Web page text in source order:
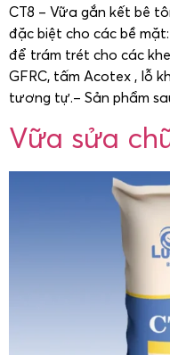
CT8 – Vữa gắn kết bê
đặc biệt cho các bề
để trám trét cho các
GFRC, tấm Acotex , lỗ
tương tự.– Sản phẩm
Vữa sửa